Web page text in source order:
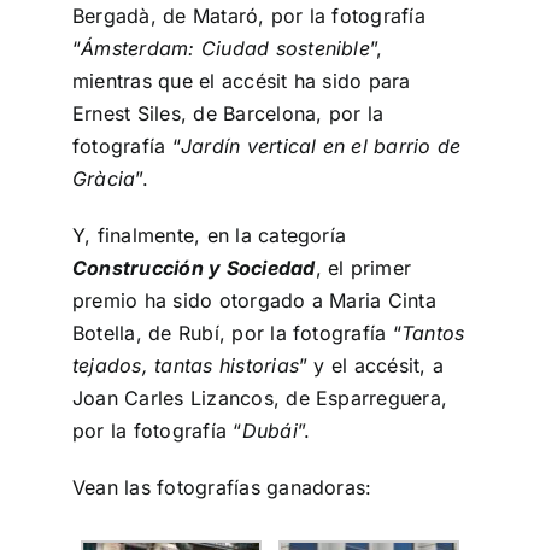
Bergadà, de Mataró, por la fotografía
“Ámsterdam: Ciudad sostenible”,
mientras que el accésit ha sido para
Ernest Siles, de Barcelona, por la
fotografía “Jardín vertical en el barrio de
Gràcia”.
Y, finalmente, en la categoría
Construcción y Sociedad, el primer
premio ha sido otorgado a Maria Cinta
Botella, de Rubí, por la fotografía “Tantos
tejados, tantas historias” y el accésit, a
Joan Carles Lizancos, de Esparreguera,
por la fotografía “Dubái”.
Vean las fotografías ganadoras: